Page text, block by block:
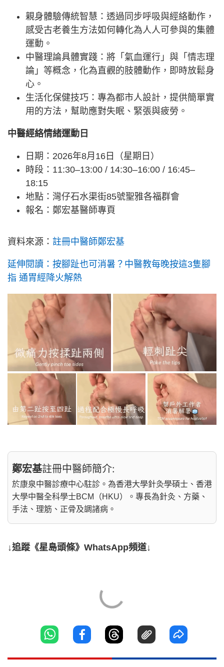
親身體驗傳統智慧：透過同步呼吸與經絡動作，
感受古老養生方法如何轉化為人人可參與的集體
運動。
中醫理論具體實踐：將「氣血運行」與「情志理
論」等概念，化為直觀的肢體動作，即時放鬆身
心。
生活化保健技巧：專為都市人設計，提供簡單實
用的方法，幫助應對失眠、緊張與疲勞。
中醫經絡情緒運動日
日期：2026年8月16日（星期日）
時段：11:30–13:00 / 14:30–16:00 / 16:45–
18:15
地點：灣仔石水渠街85號聖雅各福群會
報名：鄭宏基醫師專頁
資料來源： 註冊中醫師鄭宏基
延伸閱讀：按腳趾也可消暑？中醫教每晚按這3隻腳
指 通胃經降火解熱
鄭宏基註冊中醫師簡介:
於康泉中醫診療中心駐診。為香港大學針灸學碩士、香港
大學中醫全科學士BCM（HKU）。專長為針灸、方藥、
手法、理筋、正骨及調諸病。
↓追蹤《星島頭條》WhatsApp頻道↓